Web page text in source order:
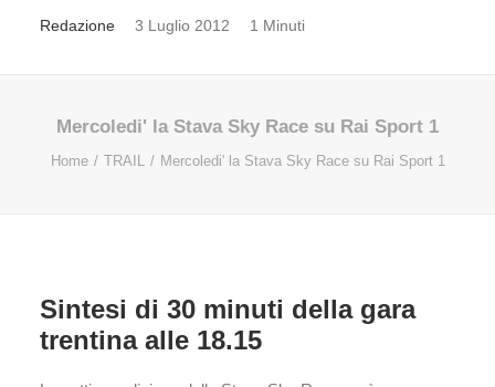
Redazione 3 Luglio 2012 1 Minuti
Mercoledi' la Stava Sky Race su Rai Sport 1
Home TRAIL Mercoledi' la Stava Sky Race su Rai Sport 1
Sintesi di 30 minuti della gara
trentina alle 18.15